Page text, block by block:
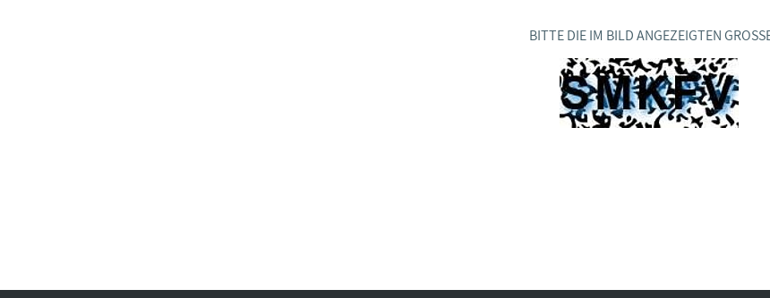
Landesjugendbünde
Parlamentarisches Sommerfest
AkademieBITTE DIE IM BILD ANGEZEIGTEN